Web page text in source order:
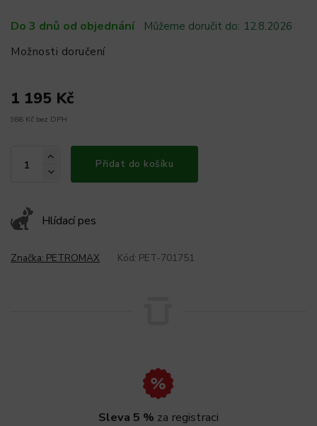
Do 3 dnů od objednání Můžeme doručit do: 12.8.2026
Možnosti doručení
1 195 Kč
988 Kč bez DPH
Přidat do košíku
Hlídací pes
Značka: PETROMAX Kód: PET-701751
Sleva 5 % za registraci